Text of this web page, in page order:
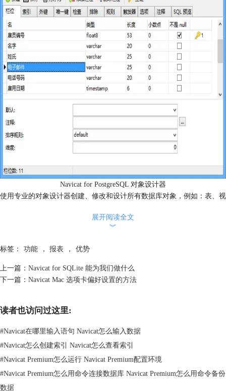
Navicat for PostgreSQL 对象设计器
使用专业的对象设计器创建、修改和设计所有数据库对象，例如：表、视
展开阅读全文
︾
标签： 功能 ， 报表 ， 优势
上一篇： Navicat for SQLite 能为我们做什么
下一篇： Navicat Mac 选项卡偏好设置的方法
读者也访问过这里:
#Navicat在哪里输入语句 Navicat怎么输入数据
#Navicat怎么创建索引 Navicat怎么查看索引
#Navicat Premium怎么运行 Navicat Premium配置环境
#Navicat Premium怎么用命令连接数据库 Navicat Premium怎么用命令备份
数据